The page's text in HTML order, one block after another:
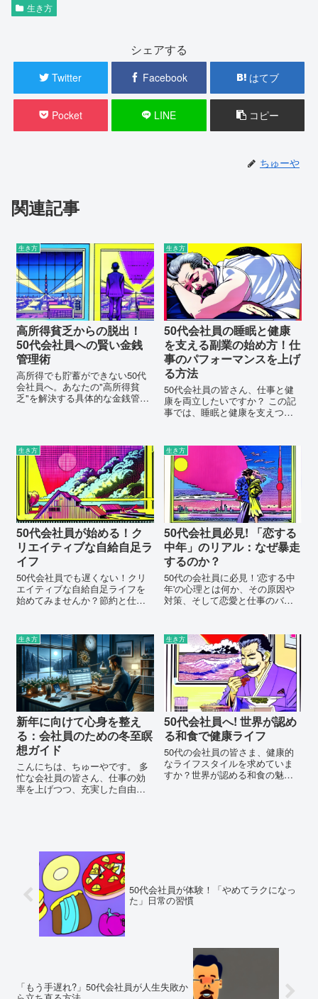
生き方
シェアする
Twitter Facebook はてブ
Pocket LINE コピー
ちゅーや
関連記事
生き方
高所得貧乏からの脱出！
50代会社員への賢い金銭
管理術
高所得でも貯蓄ができない50代
会社員へ。あなたの"高所得貧
乏"を解決する具体的な金銭管理
生き方
50代会社員の睡眠と健康
を支える副業の始め方！仕
事のパフォーマンスを上げ
る方法
50代会社員の皆さん、仕事と健
康を両立したいですか？ この記
事では、睡眠と健康を支えつつ
すためのヒントを得てくださ
い。
生き方
50代会社員が始める！ク
リエイティブな自給自足ラ
イフ
50代会社員でも遅くない！クリ
エイティブな自給自足ライフを
始めてみませんか？節約と仕事
く解説します。
生き方
50代会社員必見! 「恋する
中年」のリアル：なぜ暴走
するのか？
50代の会社員に必見！'恋する中
年'の心理とは何か、その原因や
対策、そして恋愛と仕事のバラ
ための情報が満載です。ぜひご
覧ください。
生き方
新年に向けて心身を整え
る：会社員のための冬至瞑
想ガイド
こんにちは、ちゅーやです。 多
忙な会社員の皆さん、仕事の効
率を上げつつ、充実した自由時
生き方
50代会社員へ! 世界が認め
る和食で健康ライフ
50代の会社員の皆さま、健康的
なライフスタイルを求めていま
すか？世界が認める和食の魅力
50代会社員が体験！「やめてラクになっ
た」日常の習慣
「もう手遅れ?」50代会社員が人生失敗か